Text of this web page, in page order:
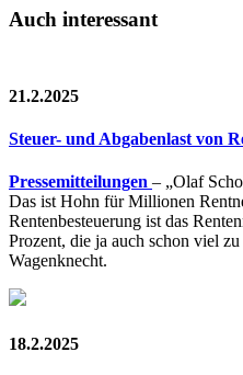
Auch interessant
21.2.2025
Steuer- und Abgabenlast von
Pressemitteilungen – „Olaf
Das ist Hohn für Millionen
Rentenbesteuerung ist das
Prozent, die ja auch schon viel
Wagenknecht.
18.2.2025